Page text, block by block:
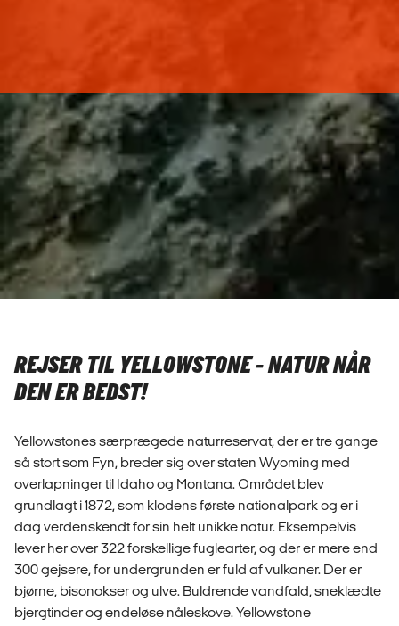
REJSER TIL YELLOWSTONE - NATUR NÅR
DEN ER BEDST!
Yellowstones særprægede naturreservat, der er tre gange
så stort som Fyn, breder sig over staten Wyoming med
overlapninger til Idaho og Montana. Området blev
grundlagt i 1872, som klodens første nationalpark og er i
dag verdenskendt for sin helt unikke natur. Eksempelvis
lever her over 322 forskellige fuglearter, og der er mere end
300 gejsere, for undergrunden er fuld af vulkaner. Der er
bjørne, bisonokser og ulve. Buldrende vandfald, sneklædte
bjergtinder og endeløse nåleskove. Yellowstone